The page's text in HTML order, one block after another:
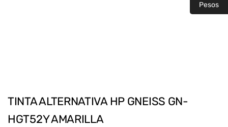
TINTA ALTERNATIVA HP GNEISS GN-
HGT52Y AMARILLA
Pesos